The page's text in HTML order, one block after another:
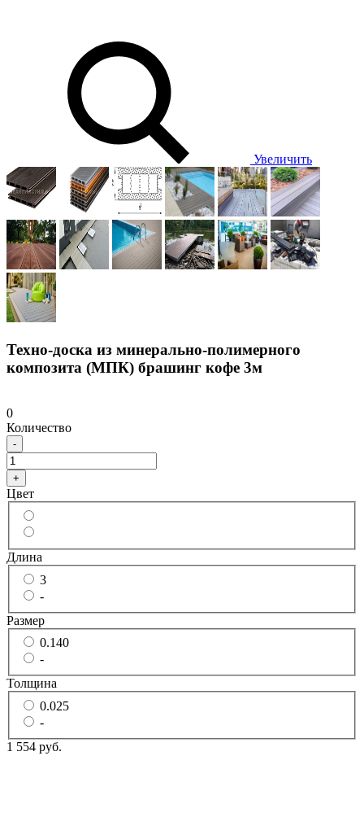
Увеличить
Техно-доска из минерально-полимерного
композита (МПК) брашинг кофе 3м
0
Количество
-
+
Цвет
Длина
3
-
Размер
0.140
-
Толщина
0.025
-
1 554 руб.